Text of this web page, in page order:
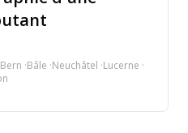
Bern ·Bâle ·Neuchâtel ·Lucerne ·